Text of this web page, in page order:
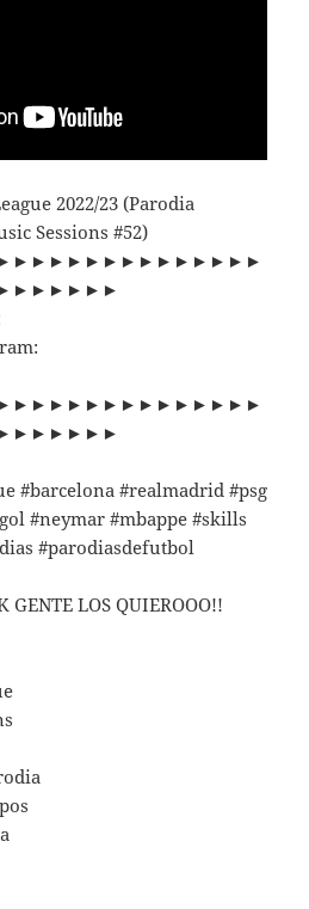
2022/23 (Parodia
Sessions #52)
#barcelona #realmadrid #psg
#neymar #mbappe #skills
#parodiasdefutbol
GENTE LOS QUIEROOO!!